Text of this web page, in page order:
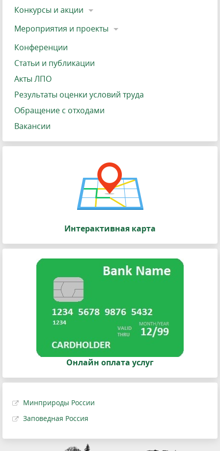
Конкурсы и акции
Мероприятия и проекты
Конференции
Статьи и публикации
Акты ЛПО
Результаты оценки условий труда
Обращение с отходами
Вакансии
Интерактивная карта
Онлайн оплата услуг
Минприроды России
Заповедная Россия